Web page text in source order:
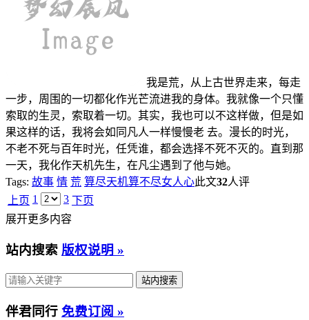
我是荒，从上古世界走来，每走
一步，周围的一切都化作光芒流进我的身体。我就像一个只懂
索取的生灵，索取着一切。其实，我也可以不这样做，但是如
果这样的话，我将会如同凡人一样慢慢老 去。漫长的时光，
不老不死与百年时光，任凭谁，都会选择不死不灭的。直到那
一天，我化作天机先生，在凡尘遇到了他与她。
Tags: 故事 情 荒 算尽天机算不尽女人心此文32人评
上页 1 3 下页
展开更多内容
站内搜索 版权说明 »
伴君同行 免费订阅 »